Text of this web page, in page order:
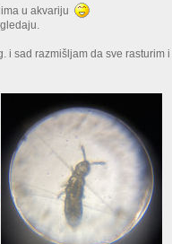
u akvariju
i sad razmišljam da sve